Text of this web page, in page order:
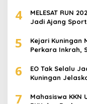
4
MELESAT RUN
Jadi Ajang
5
Kejari Kuningan
Perkara Inkrah,
6
EO Tak Selalu
Kuningan
7
Mahasiswa KKN